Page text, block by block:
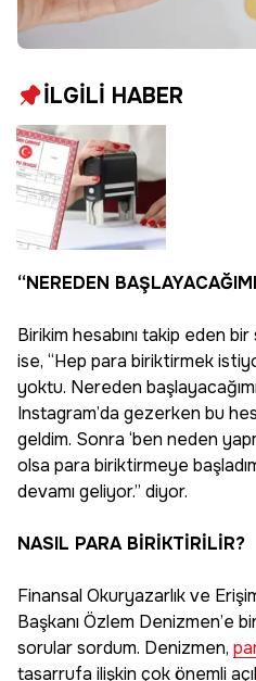
İLGİLİ HABER
kimlik
önemli
açılamıyor
“NEREDEN
Birikim hesabını takip eden bir
ise, “Hep para biriktirmek
yoktu. Nereden
Instagram’da gezerken bu
geldim. Sonra ‘ben neden
olsa para biriktirmeye
devamı geliyor.” diyor.
NASIL PARA BİRİKTİRİLİR?
Finansal Okuryazarlık ve
Başkanı Özlem Denizmen’e
sorular sordum. Denizmen,
tasarrufa ilişkin çok önemli